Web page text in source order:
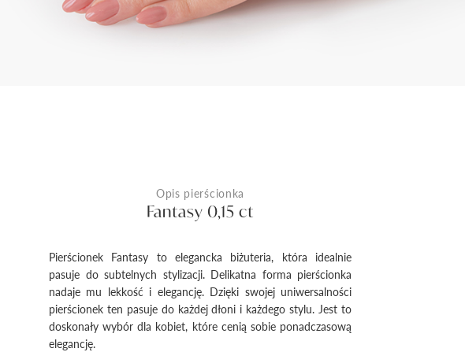
Opis pierścionka
Fantasy 0,15 ct
Pierścionek Fantasy to elegancka biżuteria, która idealnie
pasuje do subtelnych stylizacji. Delikatna forma pierścionka
nadaje mu lekkość i elegancję. Dzięki swojej uniwersalności
pierścionek ten pasuje do każdej dłoni i każdego stylu. Jest to
doskonały wybór dla kobiet, które cenią sobie ponadczasową
elegancję.